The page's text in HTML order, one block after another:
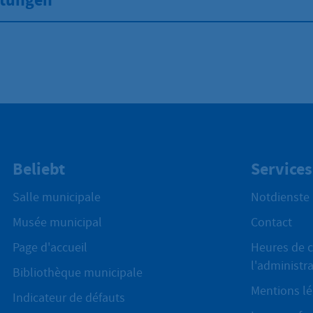
Beliebt
Salle municipale
Musée municipal
Page d'accueil
Bibliothèque municipale
Indicateur de défauts
Services
Notdienste
Contact
Heures de
Mentions